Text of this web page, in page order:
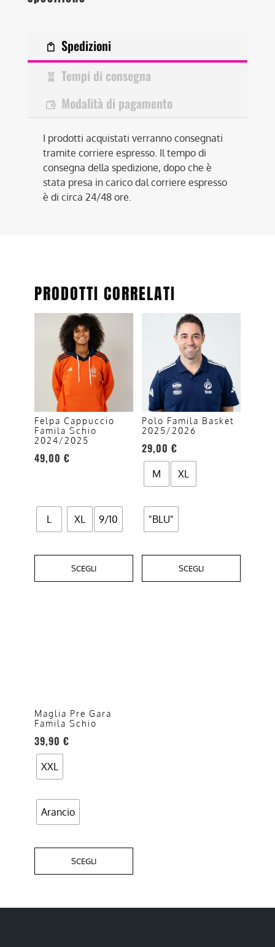
Spedizioni
Tempi di consegna
Modalità di pagamento
I prodotti acquistati verranno consegnati
tramite corriere espresso. Il tempo di
consegna della spedizione, dopo che è
stata presa in carico dal corriere espresso
è di circa 24/48 ore.
PRODOTTI CORRELATI
Felpa Cappuccio
Famila Schio
2024/2025
49,00 €
L XL 9/10
SCEGLI
Questo
prodotto
varianti.
opzioni
possono
essere
scelte
del
Polo Famila Basket
2025/2026
29,00 €
M XL
"BLU"
SCEGLI
prodotto
varianti.
Le
opzioni
possono
essere
scelte
nella
del
Maglia Pre Gara
Famila Schio
39,90 €
XXL
Arancio
SCEGLI
opzioni
possono
essere
scelte
nella
del